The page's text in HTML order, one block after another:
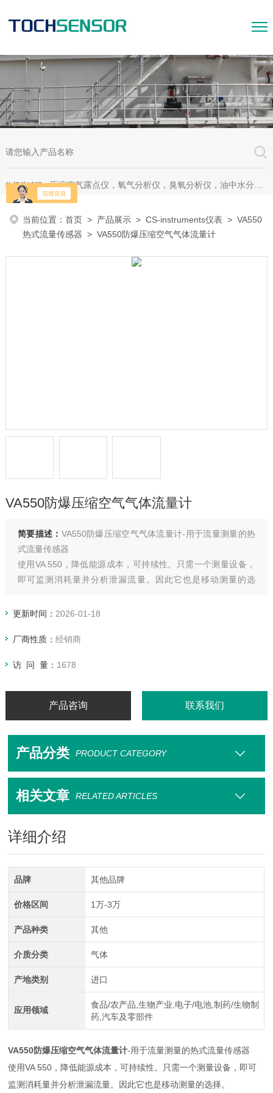
热门关键词：压缩空气露点仪，氧气分析仪，臭氧分析仪，油中水分析仪，超声波测漏仪。
当前位置：首页 > 产品展示 >CS-instruments仪表 >VA550
热式流量传感器 > VA550防爆压缩空气气体流量计
VA550防爆压缩空气气体流量计
简要描述： VA550防爆压缩空气气体流量计-用于流量测量的热
式流量传感器
使用VA 550，降低能源成本，可持续性。只需一个测量设备，
即可监测消耗量并分析泄漏流量。因此它也是移动测量的选
更新时间： 2026-01-18
厂商性质： 经销商
访 问 量： 1678
产品咨询 联系我们
产品分类 PRODUCT CATEGORY
相关文章 RELATED ARTICLES
详细介绍
品牌 其他品牌
价格区间 1万-3万
产品种类 其他
介质分类 气体
产地类别 进口
应用领域
食品/农产品,生物产业,电子/电池,制药/生物制
药,汽车及零部件
VA550防爆压缩空气气体流量计-用于流量测量的热式流量传感器
使用VA 550，降低能源成本，可持续性。只需一个测量设备，即可
监测消耗量并分析泄漏流量。因此它也是移动测量的选择。